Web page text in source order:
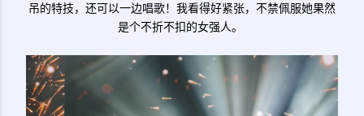
吊的特技，还可以一边唱歌！我看得好紧张，不禁佩服她果然
是个不折不扣的女强人。